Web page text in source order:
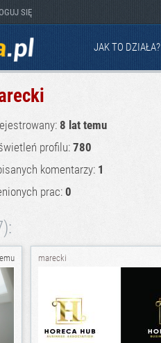
SIĘ
JAK TO DZIAŁA?
8 lat temu
profilu: 780
komentarzy: 1
prac:0
marecki